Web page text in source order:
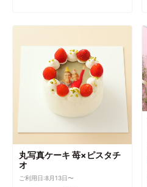
丸写真ケーキ 苺×ピスタチ
オ
ご利用日:8月13日〜